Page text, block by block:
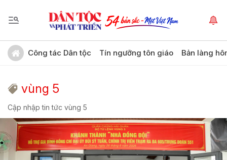
Công tác Dân tộc Tín ngưỡng tôn giáo Bản làng
vùng 5
Cập nhập tin tức vùng 5